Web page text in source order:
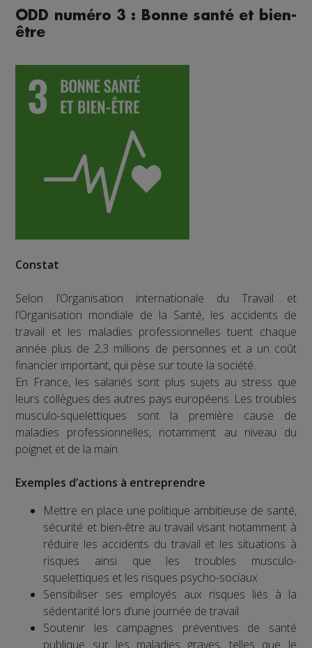
ODD numéro 3 : Bonne santé et bien-
être
Constat
Selon l’Organisation internationale du Travail et
l’Organisation mondiale de la Santé, les accidents de
travail et les maladies professionnelles tuent chaque
année plus de 2,3 millions de personnes et a un coût
financier important, qui pèse sur toute la société.
En France, les salariés sont plus sujets au stress que
leurs collègues des autres pays européens. Les troubles
musculo-squelettiques sont la première cause de
maladies professionnelles, notamment au niveau du
poignet et de la main.
Exemples d’actions à entreprendre
Mettre en place une politique ambitieuse de santé,
sécurité et bien-être au travail visant notamment à
réduire les accidents du travail et les situations à
risques ainsi que les troubles musculo-
squelettiques et les risques psycho-sociaux
Sensibiliser ses employés aux risques liés à la
sédentarité lors d’une journée de travail
Soutenir les campagnes préventives de santé
publique sur les maladies graves, telles que le